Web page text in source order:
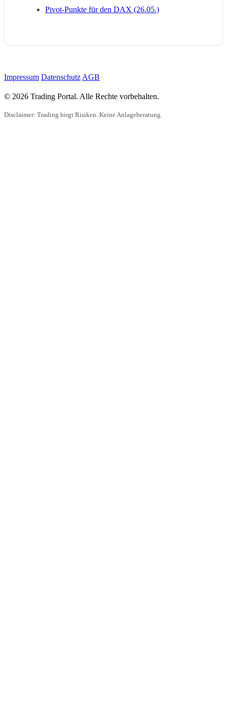
Pivot-Punkte für den DAX (26.05.)
Impressum Datenschutz AGB
© 2026 Trading Portal. Alle Rechte vorbehalten.
Disclaimer: Trading birgt Risiken. Keine Anlageberatung.